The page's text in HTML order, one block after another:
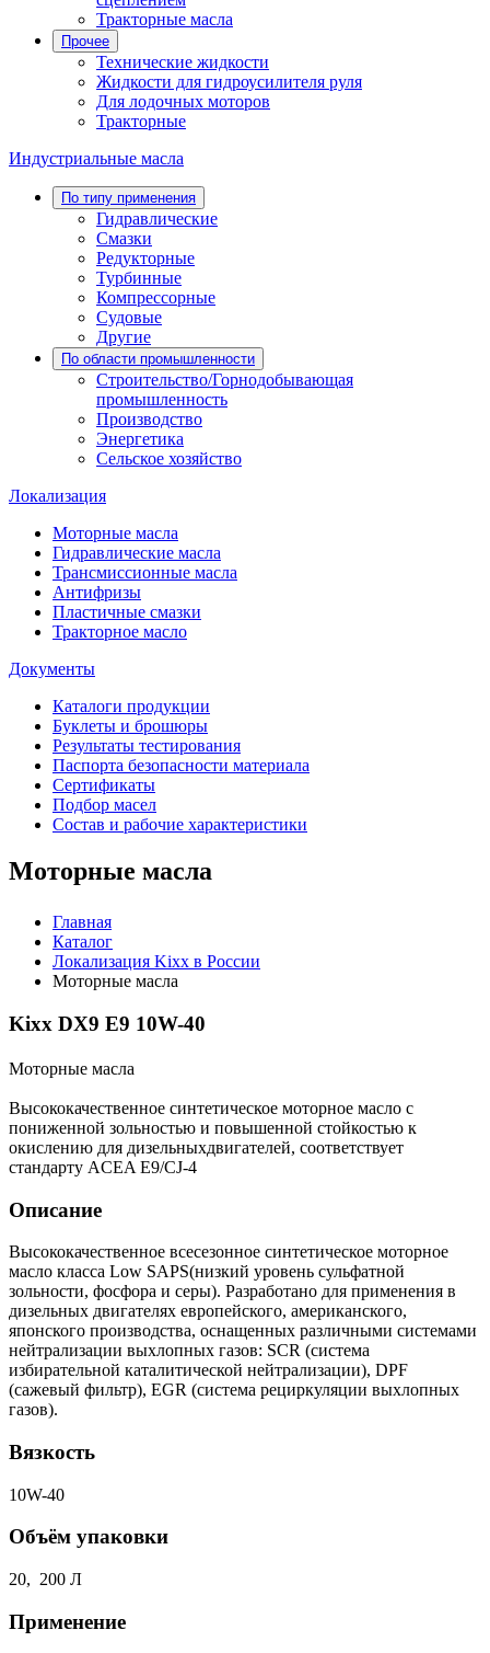
Тракторные масла
Прочее
Технические жидкости
Жидкости для гидроусилителя руля
Для лодочных моторов
Тракторные
Индустриальные масла
По типу применения
Гидравлические
Cмазки
Редукторные
Турбинные
Компрессорные
Судовые
Другие
По области промышленности
Строительство/Горнодобывающая
промышленность
Производство
Энергетика
Сельское хозяйство
Локализация
Моторные масла
Гидравлические масла
Трансмиссионные масла
Антифризы
Пластичные смазки
Тракторное масло
Документы
Каталоги продукции
Буклеты и брошюры
Результаты тестирования
Паспорта безопасности материала
Сертификаты
Подбор масел
Состав и рабочие характеристики
Моторные масла
Главная
Каталог
Локализация Kixx в России
Моторные масла
Kixx DX9 E9 10W-40
Моторные масла
Высококачественное синтетическое моторное масло c
пониженной зольностью и повышенной стойкостью к
окислению для дизельныхдвигателей, соответствует
стандарту ACEA E9/CJ-4
Описание
Высококачественное всесезонное синтетическое моторное
масло класса Low SAPS(низкий уровень сульфатной
зольности, фосфора и серы). Разработано для применения в
дизельных двигателях европейского, американского,
японского производства, оснащенных различными системами
нейтрализации выхлопных газов: SCR (система
избирательной каталитической нейтрализации), DPF
(сажевый фильтр), EGR (система рециркуляции выхлопных
газов).
Вязкость
10W-40
Объём упаковки
20, 200 Л
Применение